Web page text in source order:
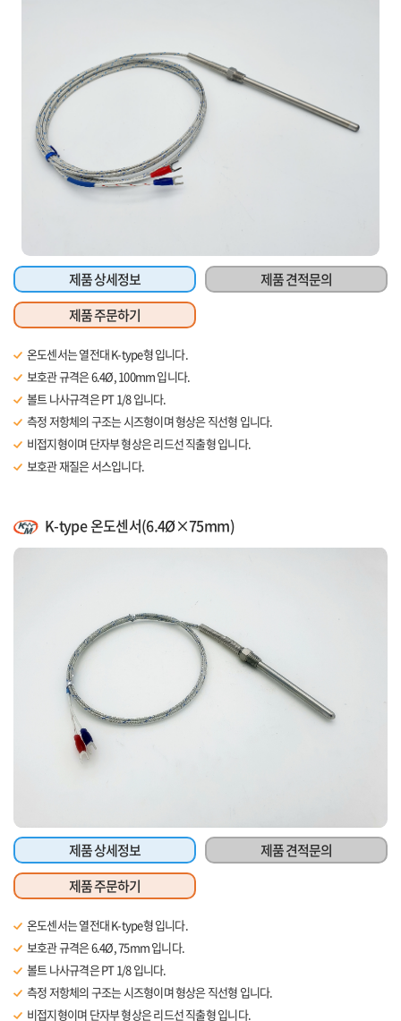
제품 상세정보
제품 견적문의
제품 주문하기
온도센서는 열전대 K-type형 입니다.
보호관 규격은 6.4Ø, 100mm 입니다.
볼트 나사규격은 PT 1/8 입니다.
측정 저항체의 구조는 시즈형이며 형상은 직선형 입니다.
비접지형이며 단자부 형상은 리드선 직출형 입니다.
보호관 재질은 서스입니다.
K-type 온도센서(6.4Ø×75mm)
제품 상세정보
제품 견적문의
제품 주문하기
온도센서는 열전대 K-type형 입니다.
보호관 규격은 6.4Ø, 75mm 입니다.
볼트 나사규격은 PT 1/8 입니다.
측정 저항체의 구조는 시즈형이며 형상은 직선형 입니다.
비접지형이며 단자부 형상은 리드선 직출형 입니다.